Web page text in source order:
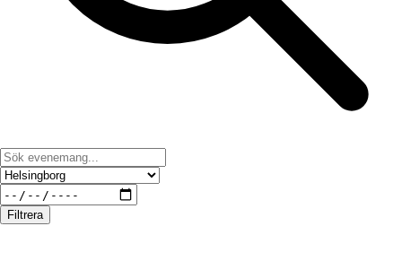
Filtrera